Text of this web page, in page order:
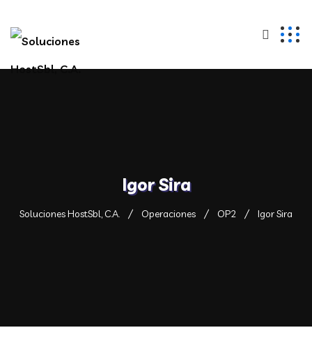
Igor Sira
Soluciones HostSbl, C.A. Operaciones OP2 Igor Sira